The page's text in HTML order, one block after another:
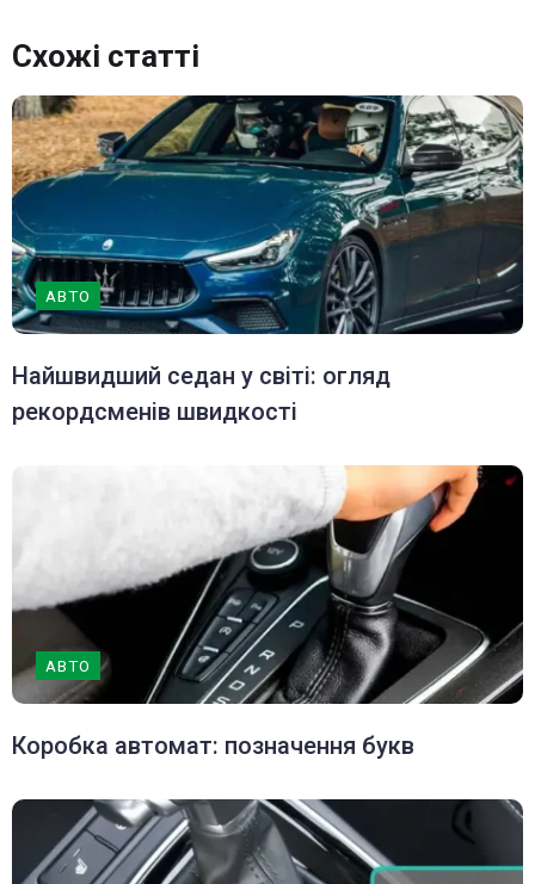
Схожі статті
АВТО
Найшвидший седан у світі: огляд
рекордсменів швидкості
АВТО
Коробка автомат: позначення букв